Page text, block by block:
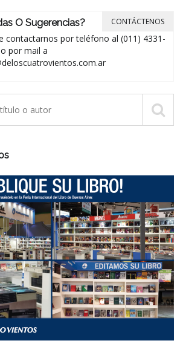
O Sugerencias?
contactarnos por teléfono al (011) 4331-
por mail a
CONTÁCTENOS